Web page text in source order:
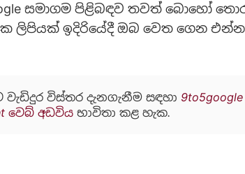
සමාගම පිළිබඳව තවත් බොහෝ
ලිපියක් ඉදිරියේදී ඔබ වෙත ගෙන
විස්තර දැනගැනීම සඳහා
වෙබ් අඩවිය භාවිතා කළ හැක.